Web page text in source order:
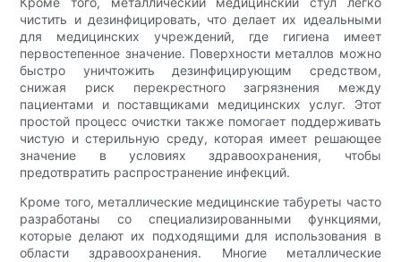
чистить и дезинфицировать, что делает их идеальными
для медицинских учреждений, где гигиена имеет
первостепенное значение. Поверхности металлов можно
быстро уничтожить дезинфицирующим средством,
снижая риск перекрестного загрязнения между
пациентами и поставщиками медицинских услуг. Этот
простой процесс очистки также помогает поддерживать
чистую и стерильную среду, которая имеет решающее
значение в условиях здравоохранения, чтобы
предотвратить распространение инфекций.
Кроме того, металлические медицинские табуреты часто
разработаны со специализированными функциями,
которые делают их подходящими для использования в
области здравоохранения. Многие металлические